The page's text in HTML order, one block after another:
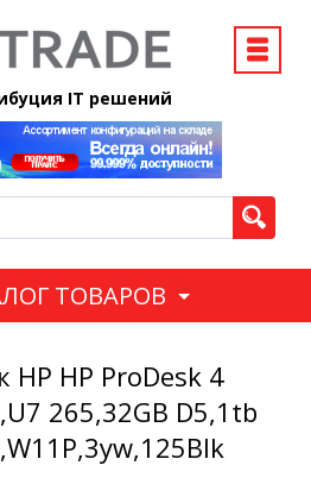
IT решений
ТОВАРОВ
HP ProDesk 4
265,32GB D5,1tb